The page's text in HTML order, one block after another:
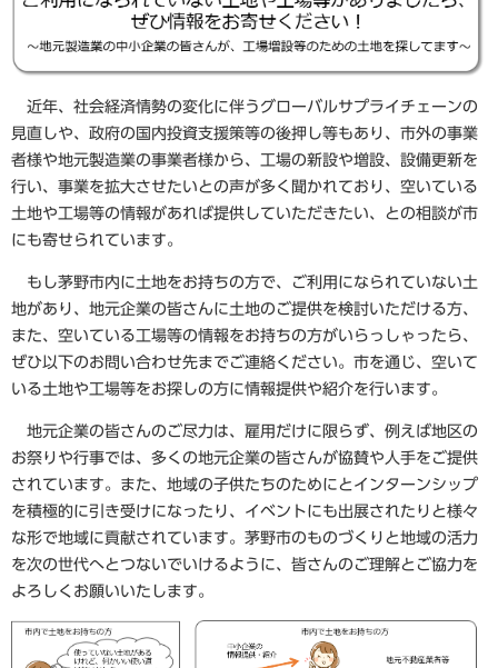
近年、社会経済情勢の変化に伴うグローバルサプライチェーンの
見直しや、政府の国内投資支援策等の後押し等もあり、市外の事業
者様や地元製造業の事業者様から、工場の新設や増設、設備更新を
行い、事業を拡大させたいとの声が多く聞かれており、空いている
土地や工場等の情報があれば提供していただきたい、との相談が市
にも寄せられています。
もし茅野市内に土地をお持ちの方で、ご利用になられていない土
地があり、地元企業の皆さんに土地のご提供を検討いただける方、
また、空いている工場等の情報をお持ちの方がいらっしゃったら、
ぜひ以下のお問い合わせ先までご連絡ください。市を通じ、空いて
いる土地や工場等をお探しの方に情報提供や紹介を行います。
地元企業の皆さんのご尽力は、雇用だけに限らず、例えば地区の
お祭りや行事では、多くの地元企業の皆さんが協賛や人手をご提供
されています。また、地域の子供たちのためにとインターンシップ
を積極的に引き受けになったり、イベントにも出展されたりと様々
な形で地域に貢献されています。茅野市のものづくりと地域の活力
を次の世代へとつないでいけるように、皆さんのご理解とご協力を
よろしくお願いいたします。